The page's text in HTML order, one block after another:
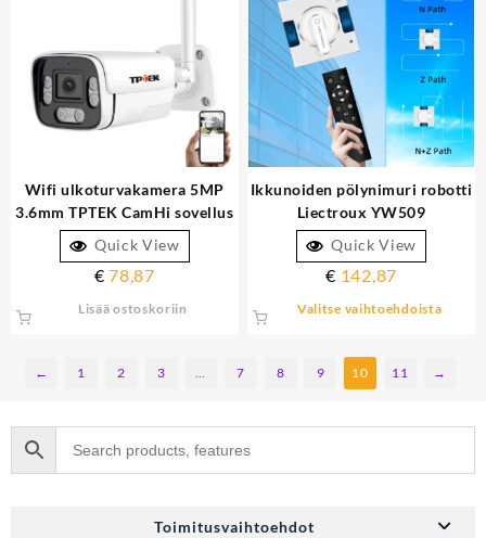
Wifi ulkoturvakamera 5MP
3.6mm TPTEK CamHi sovellus
sähköpostitse kuvia
Quick View
€ 78,87
Lisää ostoskoriin
Ikkunoiden pölynimuri robotti
Liectroux YW509
kaksinkertaisella
vesisuihkulasertunnistimella
märkämoppi
Quick View
€ 142,87
Valitse vaihtoehdoista
← 1 2 3 … 7 8 9 10 11 →
Toimitusvaihtoehdot